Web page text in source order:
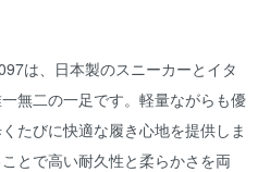
は、日本製のスニーカーとイタ
無二の一足です。軽量ながらも優
たびに快適な履き心地を提供しま
とで高い耐久性と柔らかさを両